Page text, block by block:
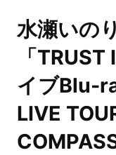
水瀬いの
「
イブBlu-
LIVE